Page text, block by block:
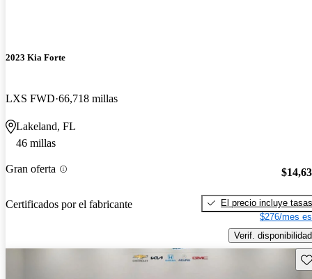
2023 Kia Forte
LXS FWD 66,718 millas
Lakeland, FL
46 millas
Gran oferta
Certificados por el fabricante
El precio incluye tasas
$276/mes
Verif. disponibilidad